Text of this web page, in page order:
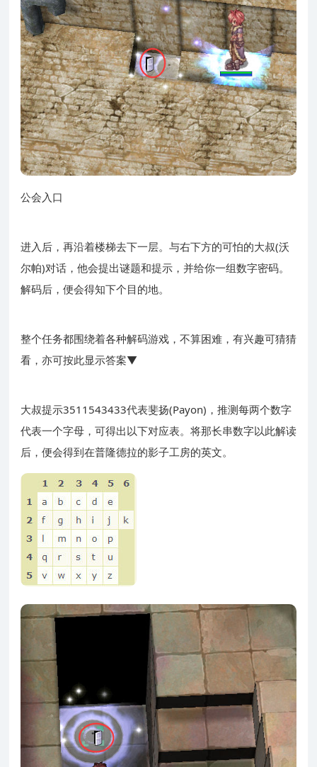
公会入口
进入后，再沿着楼梯去下一层。与右下方的可怕的大叔(沃
尔帕)对话，他会提出谜题和提示，并给你一组数字密码。
解码后，便会得知下个目的地。
整个任务都围绕着各种解码游戏，不算困难，有兴趣可猜猜
看，亦可按此显示答案▼
大叔提示3511543433代表斐扬(Payon)，推测每两个数字
代表一个字母，可得出以下对应表。将那长串数字以此解读
后，便会得到在普隆德拉的影子工房的英文。